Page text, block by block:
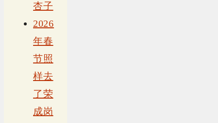
杏子
2026
年春
节照
样去
了荣
成岗